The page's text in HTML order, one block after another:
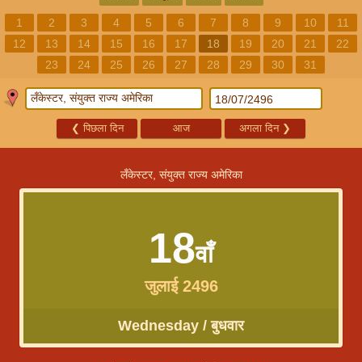
1 2 3 4 5 6 7 8 9 10
11
12
13 14 15 16 17 18 19 20 21
22
23
24 25 26 27 28 29 30 31
❮ पिछला दिन आज अगला दिन ❯
लँकेस्टर, संयुक्त राज्य अमेरिका
18वाँ
जुलाई 2496
Wednesday / बुधवार